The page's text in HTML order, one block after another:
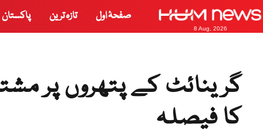
8 Aug, 2026
صفحۂ اول تازہ ترین پاکستان
گرینائٹ کے پتھروں پر
کا فیصلہ